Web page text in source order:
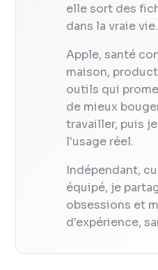
elle sort des
dans la vraie vie.
Apple, santé
maison,
outils qui
de mieux
travailler, puis
l'usage réel.
Indépendant,
équipé, je
obsessions et
d'expérience,